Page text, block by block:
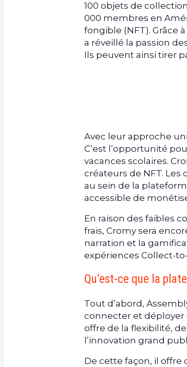
100 objets de
000 membres en
fongible (NFT). Grâce
a réveillé la passion
Ils peuvent ainsi tirer
Avec leur approche
C’est l’opportunité
vacances scolaires.
créateurs de NFT.
au sein de la
accessible de
En raison des faibles
frais, Cromy sera
narration et la
expériences Collect-
Qu’est-ce que la
Tout d’abord,
connecter et déployer
offre de la flexibilité,
l’innovation grand
De cette façon, il offre